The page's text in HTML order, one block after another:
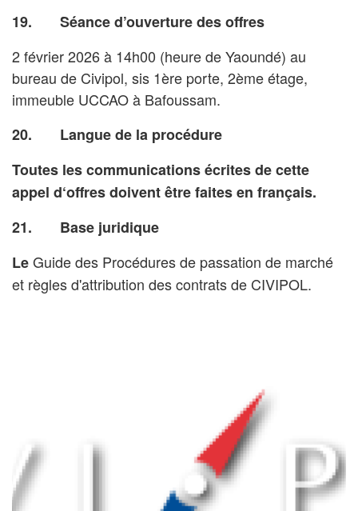
19. Séance d’ouverture des offres
2 février 2026 à 14h00 (heure de Yaoundé) au
bureau de Civipol, sis 1ère porte, 2ème étage,
immeuble UCCAO à Bafoussam.
20. Langue de la procédure
Toutes les communications écrites de cette
appel d‘offres doivent être faites en français.
21. Base juridique
LeGuide des Procédures de passation de marché
et règles d'attribution des contrats de CIVIPOL.